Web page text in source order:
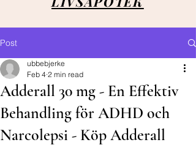
Post
Adderall 30 mg - En Effektiv
Behandling för ADHD och
Narcolepsi - Köp Adderall
ubbebjerke
Feb 4 2 min read